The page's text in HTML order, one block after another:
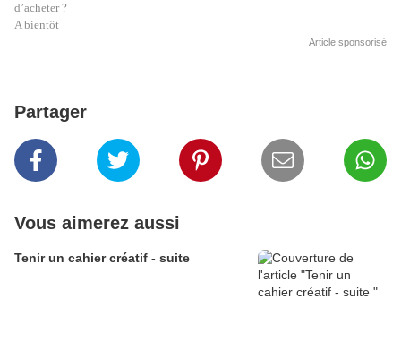
d’acheter ?
A bientôt
Article sponsorisé
Partager
Vous aimerez aussi
Tenir un cahier créatif - suite